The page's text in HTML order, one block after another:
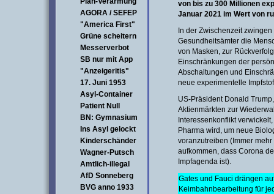
AGORA / SEFEP
"America First"
Grüne scheitern
Messerverbot
SB nur mit App
"Anzeigeritis"
17. Juni 1953
Asyl-Container
Patient Null
BN: Gymnasium
Ins Asyl gelockt
Kinderschänder
Wagner-Putsch
Amtlich-illegal
AfD Sonneberg
BVG anno 1933
von bis zu 300 Millionen
Januar 2021 im Wert von
In der Zwischenzeit
Gesundheitsämter die
von Masken, zur
Einschränkungen der
Abschaltungen und
neue experimentelle
US-Präsident Donald
Aktienmärkten zur
Interessenkonflikt
Pharma wird, um neue
voranzutreiben (Immer
aufkommen, dass Corona
Impfagenda ist).
Gates und Fauci drängen
Keimbahnbearbeitung für